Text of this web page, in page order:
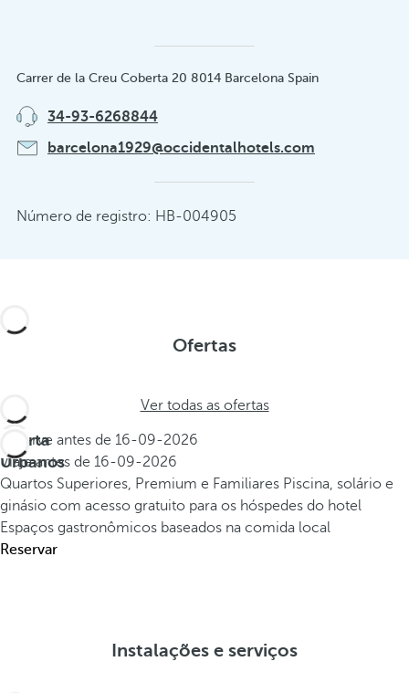
Carrer de la Creu Coberta 20 8014 Barcelona Spain
34-93-6268844
barcelona1929@occidentalhotels.com
Número de registro: HB-004905
Ofertas
Ver todas as ofertas
Oferta
Urbanos
Reserve antes de 16-09-2026
Viaje antes de 16-09-2026
Quartos Superiores, Premium e Familiares Piscina, solário e
ginásio com acesso gratuito para os hóspedes do hotel
Espaços gastronômicos baseados na comida local
Reservar
Instalações e serviços